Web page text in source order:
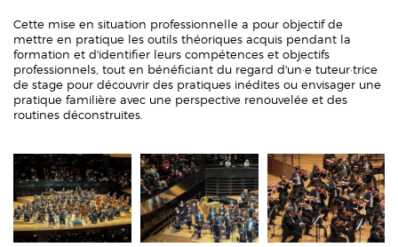
Cette mise en situation professionnelle a pour objectif de
mettre en pratique les outils théoriques acquis pendant la
formation et d'identifier leurs compétences et objectifs
professionnels, tout en bénéficiant du regard d'un·e tuteur·trice
de stage pour découvrir des pratiques inédites ou envisager une
pratique familière avec une perspective renouvelée et des
routines déconstruites.